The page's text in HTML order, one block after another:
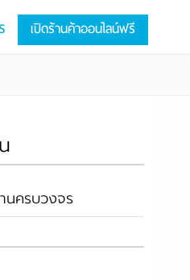
เปิดร้านค้าออนไลน์ฟรี
นครบวงจร